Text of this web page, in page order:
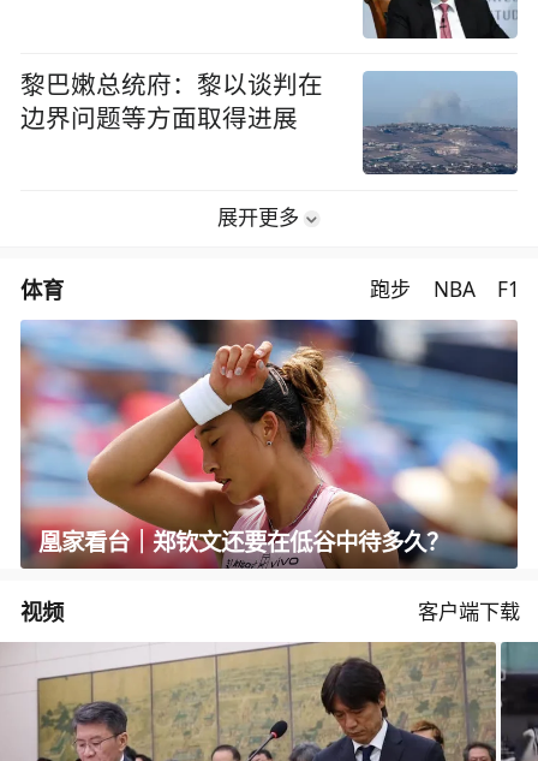
黎巴嫩总统府：黎以谈判在
边界问题等方面取得进展
展开更多
体育 跑步 NBA F1
凰家看台｜郑钦文还要在低谷中待多久？
视频 客户端下载